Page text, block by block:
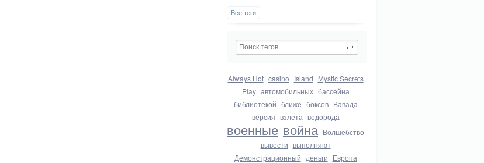
Все теги
Always Hot casino Island Mystic Secrets
Play автомобильных бассейна
библиотекой ближе боксов Вавада
версия взлета водорода
военные война Волшебство
вывести выполняют
Демонстрационный деньги Европа